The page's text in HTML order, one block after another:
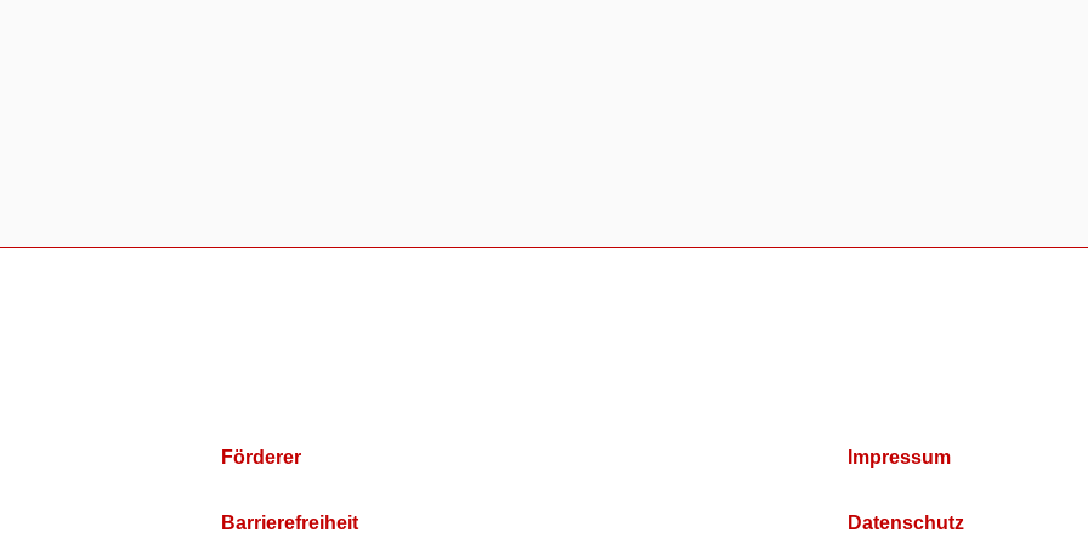
Förderer
Barrierefreiheit
Impressum
Datenschutz